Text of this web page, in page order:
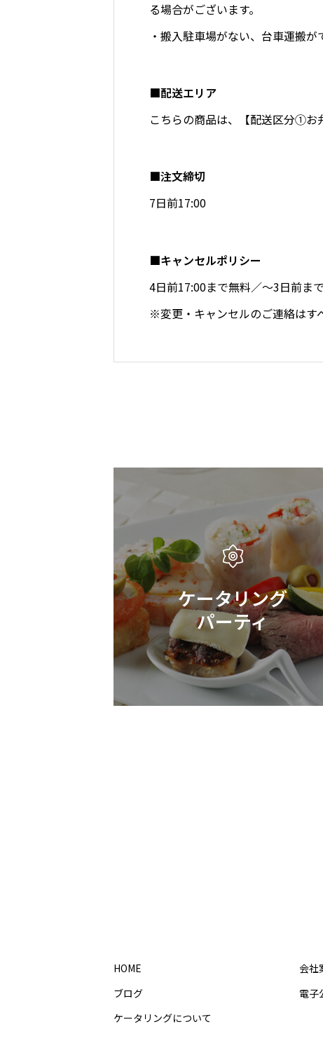
る場合がございます。
・搬入駐車場がない、台車運搬
■配送エリア
こちらの商品は、
【配送区分①お
■注文締切
7日前17:00
■キャンセルポリシー
4日前17:00まで無料／～3日前ま
※変更・キャンセルのご連絡はす
ケータリング
パーティ
HOME
ブログ
ケータリングについて
会社
電子